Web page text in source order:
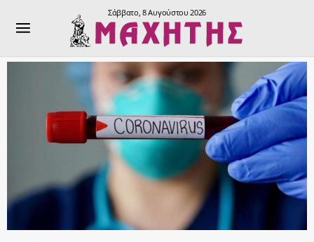
Σάββατο, 8 Αυγούστου 2026